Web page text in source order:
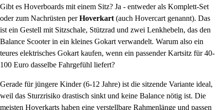
Gibt es Hoverboards mit einem Sitz? Ja - entweder als Komplett-Set
oder zum Nachrüsten perHoverkart (auch Hovercart genannt). Das
ist ein Gestell mit Sitzschale, Stützrad und zwei Lenkhebeln, das den
Balance Scooter in ein kleines Gokart verwandelt. Warum also ein
teures elektrisches Gokart kaufen, wenn ein passender Kartsitz für 40-
100 Euro dasselbe Fahrgefühl liefert?
Gerade für jüngere Kinder (6-12 Jahre) ist die sitzende Variante ideal,
weil das Sturzrisiko drastisch sinkt und keine Balance nötig ist. Die
meisten Hoverkarts haben eine verstellbare Rahmenlänge und passen